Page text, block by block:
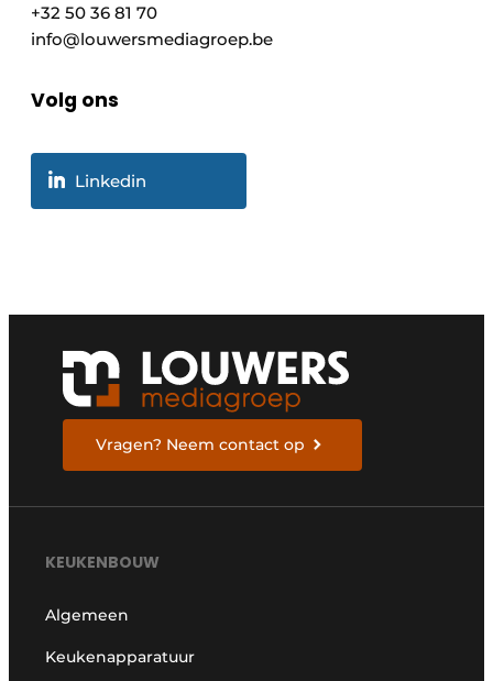
+32 50 36 81 70
info@louwersmediagroep.be
Volg ons
Linkedin
Vragen? Neem contact op
KEUKENBOUW
Algemeen
Keukenapparatuur